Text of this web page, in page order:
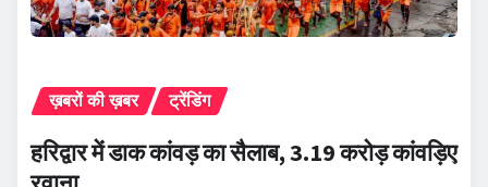
ख़बरों की ख़बर ट्रेंडिंग
हरिद्वार में डाक कांवड़ का सैलाब, 3.19 करोड़ कांवड़िए